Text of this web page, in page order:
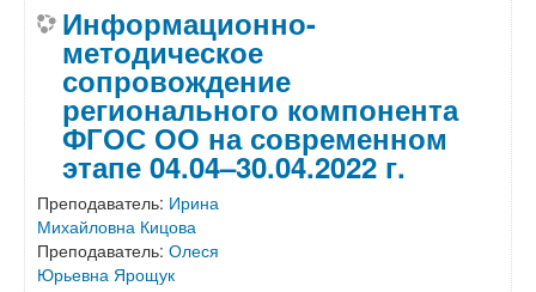
Информационно-
методическое
сопровождение
регионального компонента
ФГОС ОО на современном
этапе 04.04–30.04.2022 г.
Преподаватель: Ирина
Михайловна Кицова
Преподаватель: Олеся
Юрьевна Ярощук